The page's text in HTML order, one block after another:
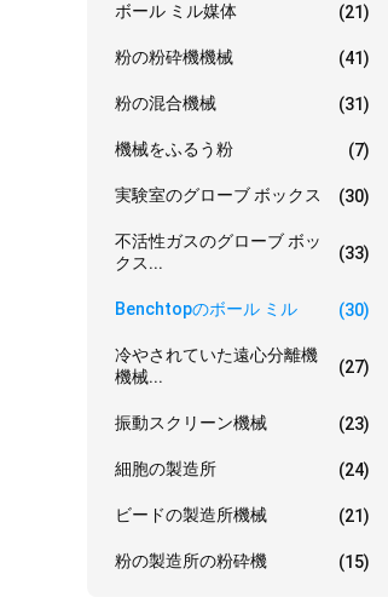
ボール ミル媒体 (21)
粉の粉砕機機械 (41)
粉の混合機械 (31)
機械をふるう粉 (7)
実験室のグローブ ボックス (30)
不活性ガスのグローブ ボッ
クス...
(33)
Benchtopのボール ミル (30)
冷やされていた遠心分離機
機械...
(27)
振動スクリーン機械 (23)
細胞の製造所 (24)
ビードの製造所機械 (21)
粉の製造所の粉砕機 (15)